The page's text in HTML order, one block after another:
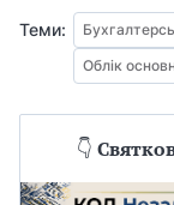
Теми:
Облік
👇